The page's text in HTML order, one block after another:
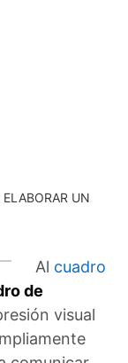
UN
Al cuadro
de
visual